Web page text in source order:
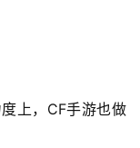
上， CF手游也做